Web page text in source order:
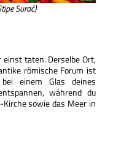
Surać)
einst taten. Derselbe Ort,
römische Forum ist
einem Glas deines
während du
sowie das Meer in